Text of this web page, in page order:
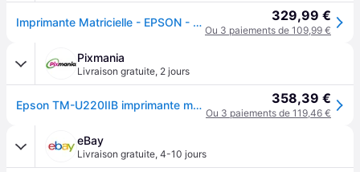
Imprimante Matricielle - EPSON - TM-U220IIB - Filaire - Noir - Thermique directe 329,99 €
Ou 3 paiements de 109,99 €
Pixmania
Livraison gratuite, 2 jours
Epson TM-U220IIB imprimante matricielle (à points) - Neuf - Gris 358,39 €
Ou 3 paiements de 119,46 €
eBay
Livraison gratuite, 4-10 jours